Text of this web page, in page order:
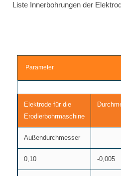
Liste Innerbohrungen der
Parameter
Elektrode für die
Erodierbohrmaschine
Außendurchmesser
0,10 -0,005